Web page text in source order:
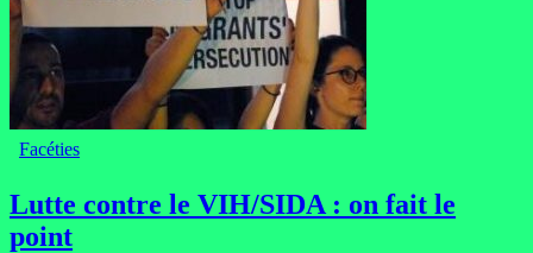
Facéties
Lutte contre le VIH/SIDA : on fait le
point